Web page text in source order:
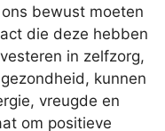
bewust moeten
die deze hebben
in zelfzorg,
kunnen
vreugde en
om positieve